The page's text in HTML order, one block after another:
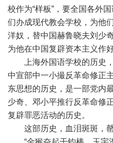
校作为“样板”，要全国各外
们办成现代教会学校，为他
洋奴，替中国赫鲁晓夫刘少
为他在中国复辟资本主义作
上海外国语学校的历史，
中宣部中一小撮反革命修正
东思想的历史，是一部党内
少奇、邓小平推行反革命修
复辟罪恶活动的历史。
这部历史，血泪斑斑，罄